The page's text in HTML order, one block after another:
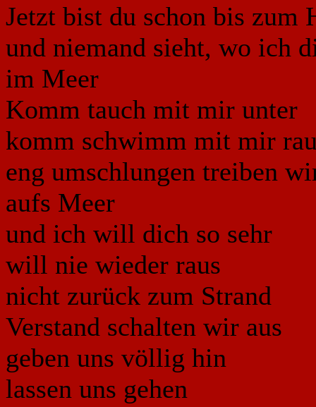
Jetzt bist du schon bis zum
und niemand sieht, wo ich
im Meer
Komm tauch mit mir unter
komm schwimm mit mir
eng umschlungen treiben
aufs Meer
und ich will dich so sehr
will nie wieder raus
nicht zurück zum Strand
Verstand schalten wir aus
geben uns völlig hin
lassen uns gehen